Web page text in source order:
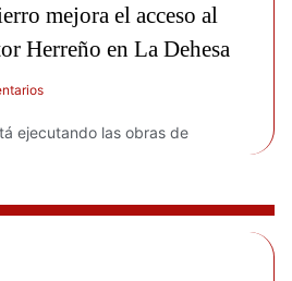
mejora el acceso al
Herreño en La Dehesa
ejecutando las obras de